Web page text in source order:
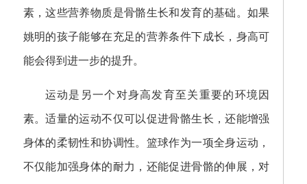
素，这些营养物质是骨骼生长和发育的基础。如果
姚明的孩子能够在充足的营养条件下成长，身高可
能会得到进一步的提升。
运动是另一个对身高发育至关重要的环境因
素。适量的运动不仅可以促进骨骼生长，还能增强
身体的柔韧性和协调性。篮球作为一项全身运动，
不仅能加强身体的耐力，还能促进骨骼的伸展，对